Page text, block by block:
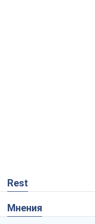
Rest
Мнения